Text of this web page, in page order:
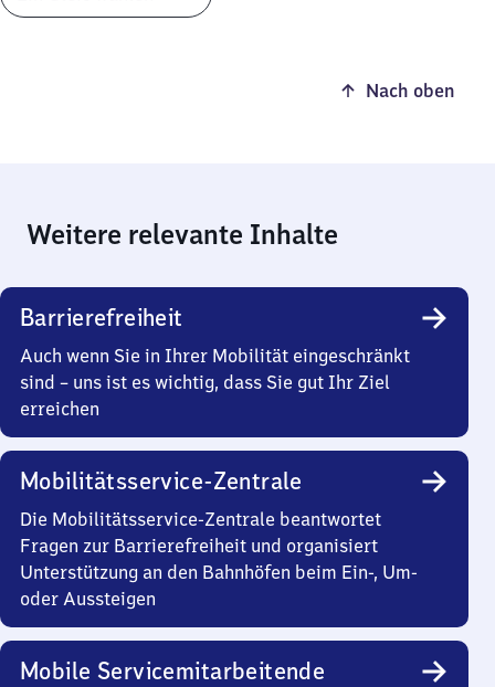
Nach oben
Weitere relevante Inhalte
Barrierefreiheit
Auch wenn Sie in Ihrer Mobilität eingeschränkt
sind – uns ist es wichtig, dass Sie gut Ihr Ziel
erreichen
Mobilitätsservice-Zentrale
Die Mobilitätsservice-Zentrale beantwortet
Fragen zur Barrierefreiheit und organisiert
Unterstützung an den Bahnhöfen beim Ein-, Um-
oder Aussteigen
Mobile Servicemitarbeitende